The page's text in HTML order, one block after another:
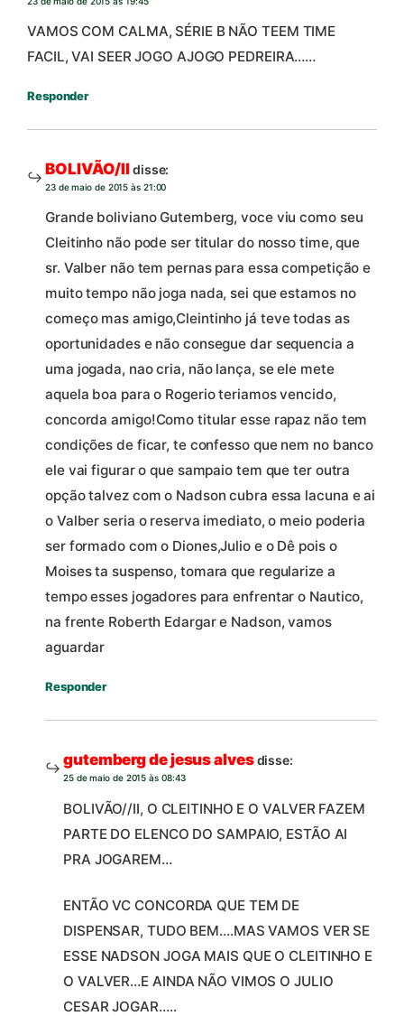
VAMOS COM CALMA, SÉRIE B NÃO TEEM TIME
FACIL, VAI SEER JOGO AJOGO PEDREIRA……
Responder
BOLIVÃO/IIdisse:
23 de maio de 2015 às 21:00
Grande boliviano Gutemberg, voce viu como seu
Cleitinho não pode ser titular do nosso time, que
sr. Valber não tem pernas para essa competição e
muito tempo não joga nada, sei que estamos no
começo mas amigo,Cleintinho já teve todas as
oportunidades e não consegue dar sequencia a
uma jogada, nao cria, não lança, se ele mete
aquela boa para o Rogerio teriamos vencido,
concorda amigo!Como titular esse rapaz não tem
condições de ficar, te confesso que nem no banco
ele vai figurar o que sampaio tem que ter outra
opção talvez com o Nadson cubra essa lacuna e ai
o Valber seria o reserva imediato, o meio poderia
ser formado com o Diones,Julio e o Dê pois o
Moises ta suspenso, tomara que regularize a
tempo esses jogadores para enfrentar o Nautico,
na frente Roberth Edargar e Nadson, vamos
aguardar
Responder
gutemberg de jesus alvesdisse:
25 de maio de 2015 às 08:43
BOLIVÃO//II, O CLEITINHO E O VALVER FAZEM
PARTE DO ELENCO DO SAMPAIO, ESTÃO AI
PRA JOGAREM…
ENTÃO VC CONCORDA QUE TEM DE
DISPENSAR, TUDO BEM….MAS VAMOS VER SE
ESSE NADSON JOGA MAIS QUE O CLEITINHO E
O VALVER…E AINDA NÃO VIMOS O JULIO
CESAR JOGAR…..